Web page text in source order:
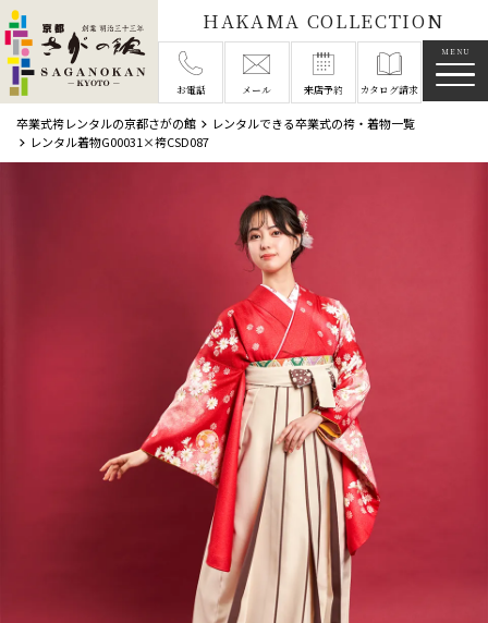
HAKAMA COLLECTION
お電話 メール 来店予約 カタログ請求
卒業式袴レンタルの京都さがの館
レンタルできる卒業式の袴・着物一覧
レンタル着物G00031×袴CSD087
メニ